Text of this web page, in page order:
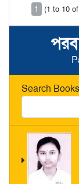
Search
1 (1 to 10